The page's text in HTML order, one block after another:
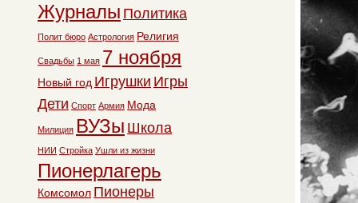
Журналы Политика
Полит бюро Астрология Религия
Свадьбы 1 мая 7 ноября
Новый год Игрушки Игры
Дети Спорт Армия Мода
Милиция ВУЗы Школа
НИИ Стройка Ушли из жизни
Пионерлагерь
Комсомол Пионеры